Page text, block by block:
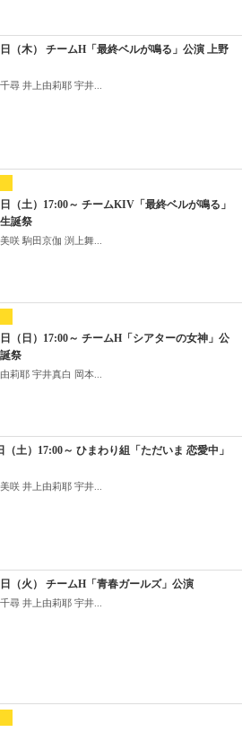
日（木） チームH「最終ベルが鳴る」公演 上野
尋 井上由莉耶 宇井...
（土）17:00～ チームKIV「最終ベルが鳴る」
誕祭
咲 駒田京伽 渕上舞...
（日）17:00～ チームH「シアターの女神」公
祭
莉耶 宇井真白 岡本...
（土）17:00～ ひまわり組「ただいま 恋愛中」
咲 井上由莉耶 宇井...
日（火） チームH「青春ガールズ」公演
尋 井上由莉耶 宇井...